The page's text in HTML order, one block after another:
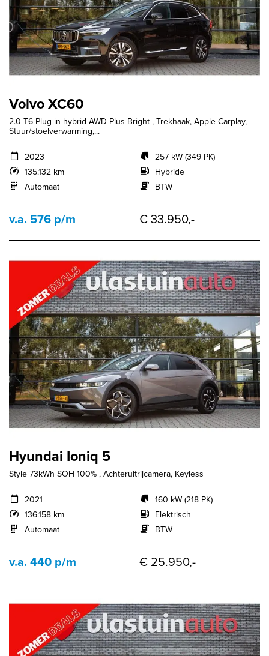
Volvo XC60
2.0 T6 Plug-in hybrid AWD Plus Bright , Trekhaak, Apple Carplay,
Stuur/stoelverwarming,...
2023
135.132 km
Automaat
257 kW (349 PK)
Hybride
BTW
v.a. 576 p/m € 33.950,-
Hyundai Ioniq 5
Style 73kWh SOH 100% , Achteruitrijcamera, Keyless
2021
136.158 km
Automaat
160 kW (218 PK)
Elektrisch
BTW
v.a. 440 p/m € 25.950,-